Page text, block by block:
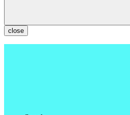
close